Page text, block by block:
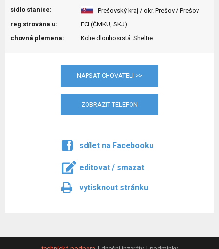
sídlo stanice:
Prešovský kraj / okr. Prešov / Prešov
registrována u:
FCI (ČMKU, SKJ)
chovná plemena:
Kolie dlouhosrstá, Sheltie
NAPSAT CHOVATELI >>
ZOBRAZIT TELEFON
sdílet na Facebooku
editovat / smazat
vytisknout stránku